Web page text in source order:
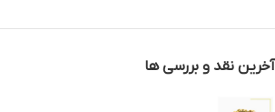
آخرین نقد و بررسی ها